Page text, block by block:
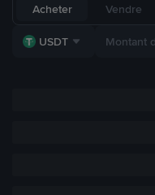
Acheter Vendre
USDT